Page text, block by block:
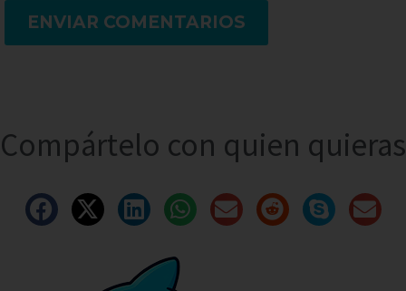
ENVIAR COMENTARIOS
Compártelo con quien quieras